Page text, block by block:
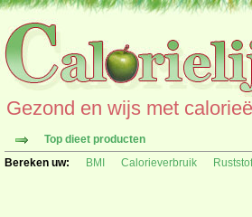
Gezond en wijs met
Top dieet producten
Bereken uw:
BMI Calorieverbruik